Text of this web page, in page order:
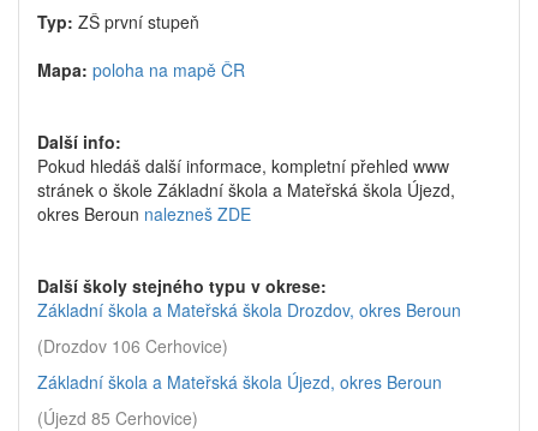
Typ: ZŠ první stupeň
Mapa: poloha na mapě ČR
Další info:
Pokud hledáš další informace, kompletní přehled www
stránek o škole Základní škola a Mateřská škola Újezd,
okres Beroun nalezneš ZDE
Další školy stejného typu v okrese:
Základní škola a Mateřská škola Drozdov, okres Beroun
(Drozdov 106 Cerhovice)
Základní škola a Mateřská škola Újezd, okres Beroun
(Újezd 85 Cerhovice)